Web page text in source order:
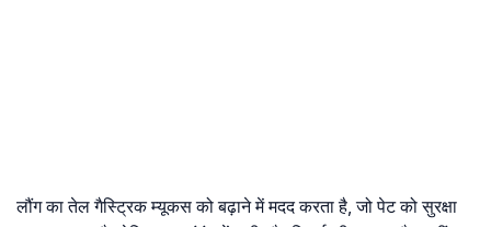
लौंग का तेल गैस्ट्रिक म्यूकस को बढ़ाने में मदद करता है, जो पेट को सुरक्षा